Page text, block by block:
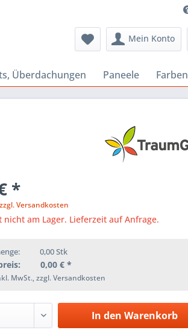
Mein Konto
Überdachungen Paneele Farben
*
zzgl. Versandkosten
nicht am Lager. Lieferzeit auf Anfrage.
0,00Stk
0,00 € *
MwSt., zzgl. Versandkosten
In den Warenkorb